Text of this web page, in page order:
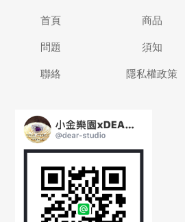
首頁 商品
問題 須知
聯絡 隱私權政策